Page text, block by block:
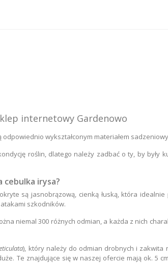
internetowy Gardenowo
wykształconym materiałem
roślin, dlatego należy zadbać o ty, by były
cebulka irysa?
są jasnobrązową, cienką łuską, która
szkodników.
niemal 300 różnych odmian, a każda z nich
), który należy do odmian drobnych i zakwita
Te znajdujące się w naszej ofercie mają ok. 5